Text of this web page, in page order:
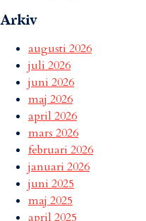
Arkiv
augusti 2026
juli 2026
juni 2026
maj 2026
april 2026
mars 2026
februari 2026
januari 2026
juni 2025
maj 2025
april 2025